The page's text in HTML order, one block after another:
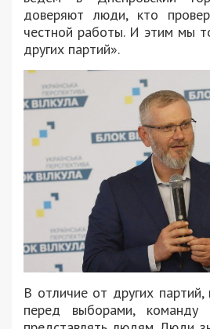
доверяют люди, кто
честной работы. И этим мы
других партий».
В отличие от других партий,
перед выборами,